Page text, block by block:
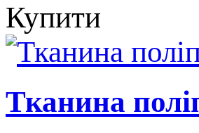
Купити
Тканина